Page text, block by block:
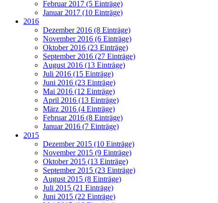
Februar 2017 (5 Einträge)
Januar 2017 (10 Einträge)
2016
Dezember 2016 (8 Einträge)
November 2016 (6 Einträge)
Oktober 2016 (23 Einträge)
September 2016 (27 Einträge)
August 2016 (13 Einträge)
Juli 2016 (15 Einträge)
Juni 2016 (23 Einträge)
Mai 2016 (12 Einträge)
April 2016 (13 Einträge)
März 2016 (4 Einträge)
Februar 2016 (8 Einträge)
Januar 2016 (7 Einträge)
2015
Dezember 2015 (10 Einträge)
November 2015 (9 Einträge)
Oktober 2015 (13 Einträge)
September 2015 (23 Einträge)
August 2015 (8 Einträge)
Juli 2015 (21 Einträge)
Juni 2015 (22 Einträge)